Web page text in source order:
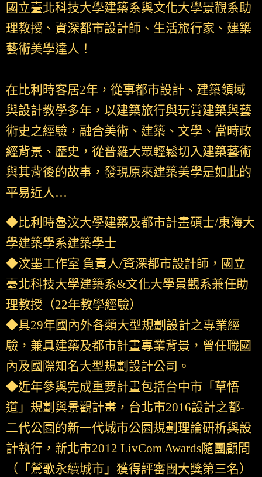
國立臺北科技大學建築系與文化大學景觀系助
理教授、資深都市設計師、生活旅行家、建築
藝術美學達人！
在比利時客居2年，從事都市設計、建築領域
與設計教學多年，以建築旅行與玩賞建築與藝
術史之經驗，融合美術、建築、文學、當時政
經背景、歷史，從普羅大眾輕鬆切入建築藝術
與其背後的故事，發現原來建築美學是如此的
平易近人…
◆比利時魯汶大學建築及都市計畫碩士/東海大
學建築學系建築學士
◆汶墨工作室 負責人/資深都市設計師，國立
臺北科技大學建築系&文化大學景觀系兼任助
理教授（22年教學經驗）
◆具29年國內外各類大型規劃設計之專業經
驗，兼具建築及都市計畫專業背景，曾任職國
內及國際知名大型規劃設計公司。
◆近年參與完成重要計畫包括台中市「草悟
道」規劃與景觀計畫，台北市2016設計之都-
二代公園的新一代城市公園規劃理論研析與設
計執行，新北市2012 LivCom Awards隨團顧問
（「鶯歌永續城市」獲得評審團大獎第三名）